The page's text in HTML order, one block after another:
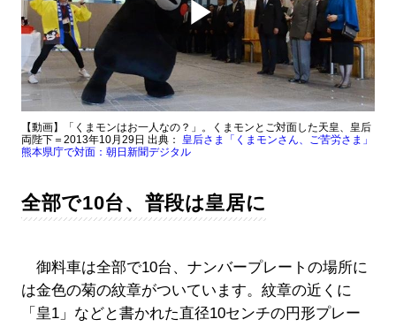
Play
Video
【動画】「くまモンはお一人なの？」。くまモンとご対面した天皇、皇后
両陛下＝2013年10月29日 出典： 皇后さま「くまモンさん、ご苦労さま」
熊本県庁で対面：朝日新聞デジタル
全部で10台、普段は皇居に
御料車は全部で10台、ナンバープレートの場所に
は金色の菊の紋章がついています。紋章の近くに
「皇1」などと書かれた直径10センチの円形プレー